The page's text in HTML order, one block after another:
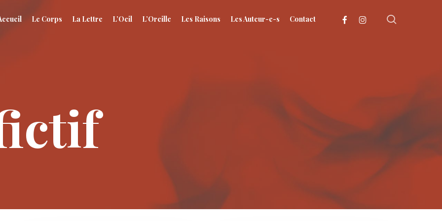
Le Corps La Lettre L’Oeil L’Oreille Les Raisons Les Auteur-e-s Contact facebookinstagram